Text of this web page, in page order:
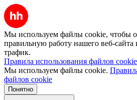
Мы используем файлы cookie, чтобы
правильную работу нашего веб-сайта
трафик.
Правила использования файлов cookie
Мы используем файлы cookie.
файлов cookie
Понятно